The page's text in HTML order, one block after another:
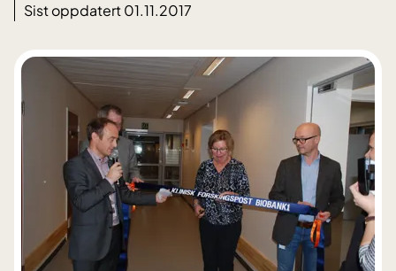
Sist oppdatert 01.11.2017